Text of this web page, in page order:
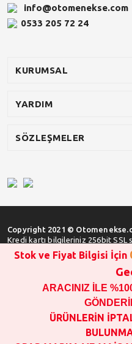
info@otomenekse.com
0533 205 72 24
KURUMSAL
YARDIM
SÖZLEŞMELER
Copyright 2021 ©
Kredi kartı bilgileriniz 256bit SSL
SATIN ALMA
STOK VE
1000 TL VE ÜSTÜ
OPAR MARKA VE MAİS
GARANTİSİ
Stok ve Fiyat Bilgisi İçin
ARACINIZ İLE
ÜRÜNLERİN